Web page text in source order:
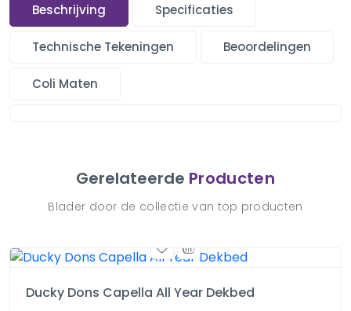
Beschrijving Specificaties
Technische Tekeningen Beoordelingen
Coli Maten
Gerelateerde Producten
Blader door de collectie van top producten
Ducky Dons Capella All Year Dekbed